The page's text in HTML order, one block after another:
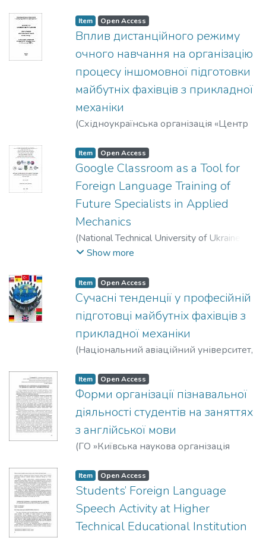
українського музейного дискурсу.
Item Open Access
Вплив дистанційного режиму
очного навчання на організацію
процесу іншомовної підготовки
майбутніх фахівців з прикладної
механіки
(Східноукраїнська організація «Центр
Фещук, Алла Михайлівна
Item Open Access
Google Classroom as a Tool for
Foreign Language Training of
Future Specialists in Applied
Mechanics
(National Technical University of Ukraine
“Igor Sikorsky Kyiv Polytechnic Institute” FL
Kateryna
Show more
Item Open Access
Сучасні тенденції у професійній
підготовці майбутніх фахівців з
прикладної механіки
(Національний авіаційний університет,
Item Open Access
Форми організації пізнавальної
діяльності студентів на заняттях
з англійської мови
(ГО »Київська наукова організація
Галацин, Катерина Олександрівна
Item Open Access
Students’ Foreign Language
Speech Activity at Higher
Technical Educational Institution